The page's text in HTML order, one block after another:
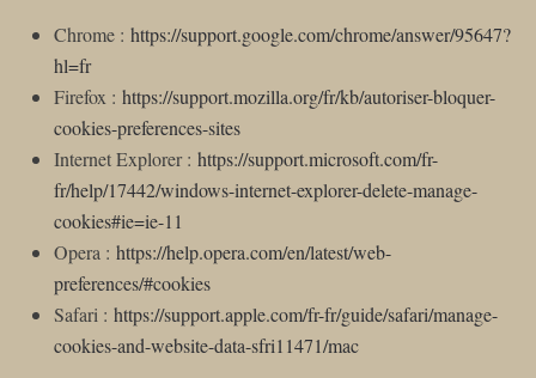
Chrome : https://support.google.com/chrome/answer/95647?
hl=fr
Firefox : https://support.mozilla.org/fr/kb/autoriser-bloquer-
cookies-preferences-sites
Internet Explorer : https://support.microsoft.com/fr-
fr/help/17442/windows-internet-explorer-delete-manage-
cookies#ie=ie-11
Opera : https://help.opera.com/en/latest/web-
preferences/#cookies
Safari : https://support.apple.com/fr-fr/guide/safari/manage-
cookies-and-website-data-sfri11471/mac